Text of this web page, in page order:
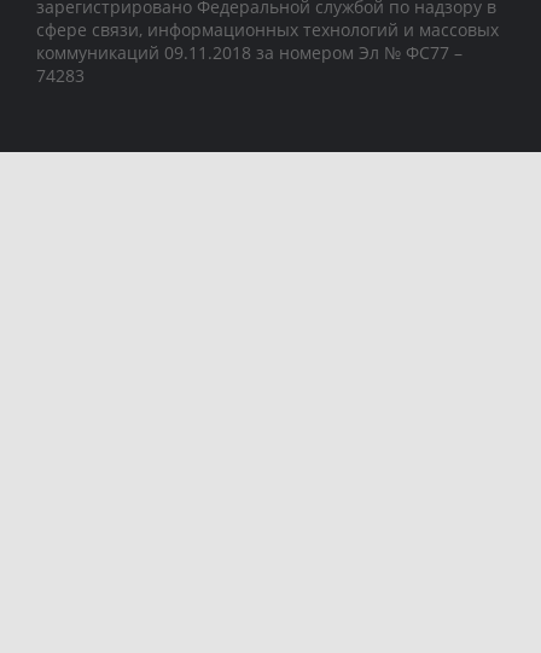
зарегистрировано Федеральной службой по надзору в
сфере связи, информационных технологий и массовых
коммуникаций 09.11.2018 за номером Эл № ФС77 –
74283